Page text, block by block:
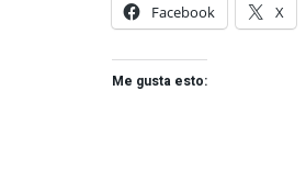
Facebook
X
Me gusta esto: